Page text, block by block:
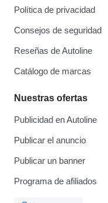
Política de privacidad
Consejos de seguridad
Reseñas de Autoline
Catálogo de marcas
Nuestras ofertas
Publicidad en Autoline
Publicar el anuncio
Publicar un banner
Programa de afiliados